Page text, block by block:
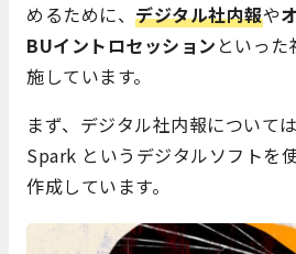
めるために、 デジタル社内報や
BUイントロセッション といっ
施しています。
まず、デジタル社内報について
Spark というデジタルソフトを
作成しています。